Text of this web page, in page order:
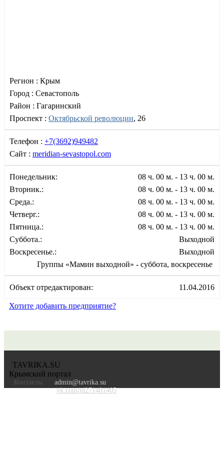
Регион : Крым
Город : Севастополь
Район : Гагаринский
Проспект : Октябрьской революции, 26
Телефон : +7(3692)949482
Сайт : meridian-sevastopol.com
Понедельник:
08 ч. 00 м. - 13 ч. 00 м.
Вторник.:
08 ч. 00 м. - 13 ч. 00 м.
Среда.:
08 ч. 00 м. - 13 ч. 00 м.
Четверг.:
08 ч. 00 м. - 13 ч. 00 м.
Пятница.:
08 ч. 00 м. - 13 ч. 00 м.
Суббота.:
Выходной
Воскресенье.:
Выходной
Группы «Мамин выходной» - суббота, воскресенье
Объект отредактирован: 11.04.2016
Хотите добавить предприятие?
TAVRIKA.SU
Крымский портал
Контакты
admin@tavrika.su
vk.com/id271481405